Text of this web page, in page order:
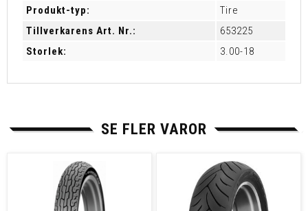
Produkt-typ:
Tire
Tillverkarens Art. Nr.:
653225
Storlek:
3.00-18
SE FLER VAROR